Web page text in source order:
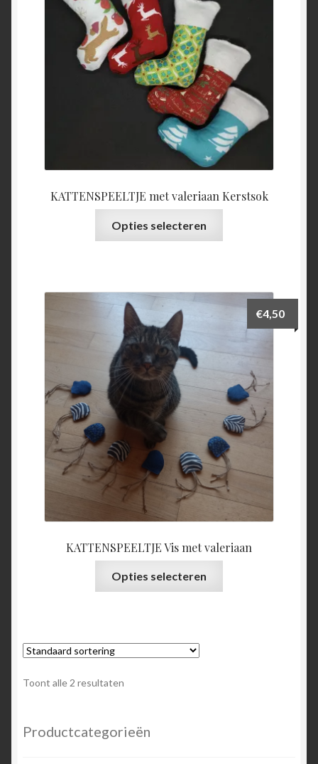
KATTENSPEELTJE met valeriaan Kerstsok
Opties selecteren
Deze
gekozen
worden
op
de
productpagina
KATTENSPEELTJE Vis met valeriaan
€4,50
Opties selecteren
Toont alle 2 resultaten
Productcategorieën